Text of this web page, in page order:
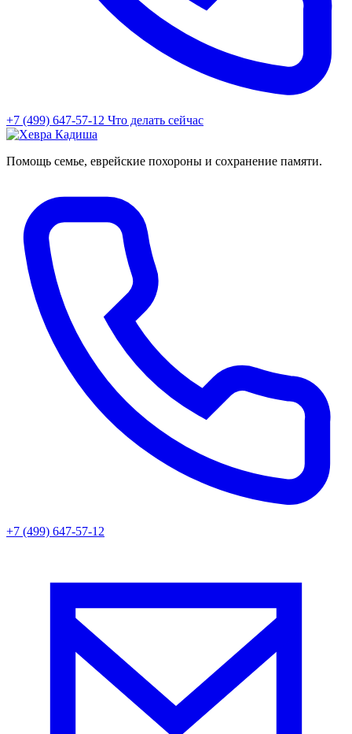
+7 (499) 647-57-12 Что делать сейчас
Помощь семье, еврейские похороны и сохранение памяти.
+7 (499) 647-57-12